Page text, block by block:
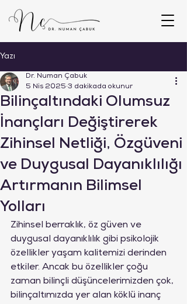
Yazı
Bilinçaltındaki Olumsuz
İnançları Değiştirerek
Zihinsel Netliği, Özgüveni
ve Duygusal Dayanıklılığı
Artırmanın Bilimsel
Yolları
Dr. Numan Çabuk
5 Nis 2025 3 dakikada okunur
Zihinsel berraklık, öz güven ve
duygusal dayanıklılık gibi psikolojik
özellikler yaşam kalitemizi derinden
etkiler. Ancak bu özellikler çoğu
zaman bilinçli düşüncelerimizden çok,
bilinçaltımızda yer alan köklü inanç